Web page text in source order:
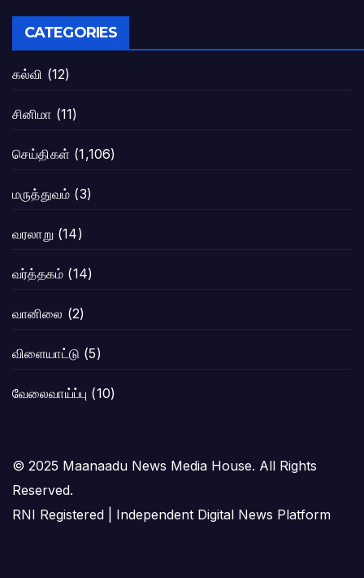
CATEGORIES
கல்வி (12)
சினிமா (11)
செய்திகள் (1,106)
மருத்துவம் (3)
வரலாறு (14)
வர்த்தகம் (14)
வானிலை (2)
விளையாட்டு (5)
வேலைவாய்ப்பு (10)
© 2025 Maanaadu News Media House. All Rights
Reserved.
RNI Registered | Independent Digital News Platform